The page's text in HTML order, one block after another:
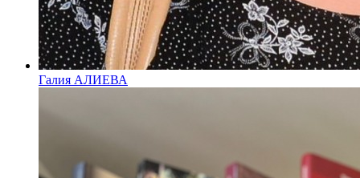
Галия АЛИЕВА